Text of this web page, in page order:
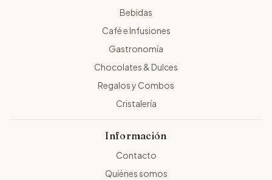
Bebidas
Café e Infusiones
Gastronomía
Chocolates & Dulces
Regalos y Combos
Cristalería
Información
Contacto
Quiénes somos